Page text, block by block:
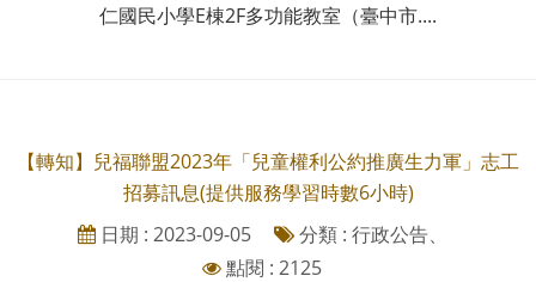
仁國民小學E棟2F多功能教室（臺中市....
【轉知】兒福聯盟2023年「兒童權利公約推廣生力軍」志工
招募訊息(提供服務學習時數6小時)
日期 : 2023-09-05
分類 : 行政公告、
點閱 : 2125